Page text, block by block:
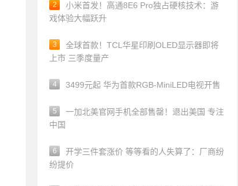
2
小米首发！高通8E6 Pro独占硬核技术：游
戏体验大幅跃升
3
全球首款！TCL华星印刷OLED显示器即将
上市 三季度量产
4 3499元起 华为首款RGB-MiniLED电视开售
5
一加北美官网手机全部售罄！退出美国 专注
中国
6
开学三件套涨价 等等看的人失算了：厂商纷
纷提价